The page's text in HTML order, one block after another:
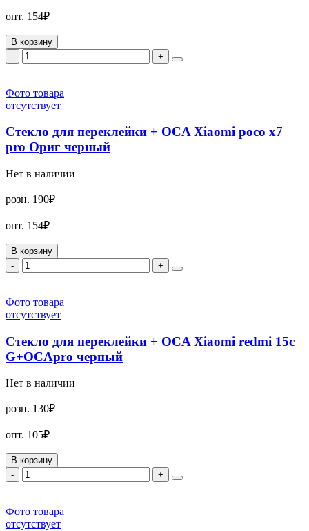
опт. 154₽
В корзину
-
+
Фото товара
отсутствует
Стекло для переклейки + OCA Xiaomi poco x7
pro Ориг черный
Нет в наличии
розн. 190₽
опт. 154₽
В корзину
-
+
Фото товара
отсутствует
Стекло для переклейки + OCA Xiaomi redmi 15c
G+OCApro черный
Нет в наличии
розн. 130₽
опт. 105₽
В корзину
-
+
Фото товара
отсутствует